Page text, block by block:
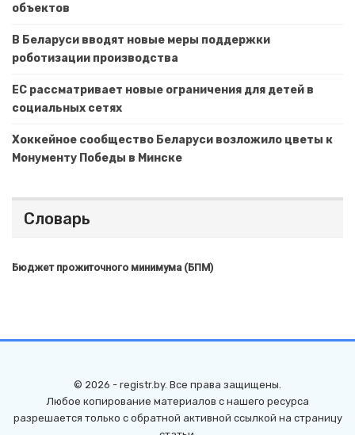
объектов
В Беларуси вводят новые меры поддержки
роботизации производства
ЕС рассматривает новые ограничения для детей в
социальных сетях
Хоккейное сообщество Беларуси возложило цветы к
Монументу Победы в Минске
Словарь
Бюджет прожиточного минимума (БПМ)
© 2026 - registr.by. Все права защищены.
Любое копирование материалов с нашего ресурса
разрешается только с обратной активной ссылкой на страницу